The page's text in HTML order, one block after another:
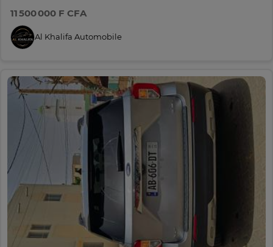
11 500 000 F CFA
Al Khalifa Automobile